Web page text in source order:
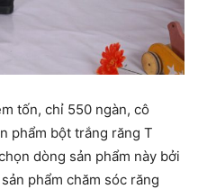
tốn, chỉ 550 ngàn, cô
phẩm bột trắng răng T
dòng sản phẩm này bởi
phẩm chăm sóc răng